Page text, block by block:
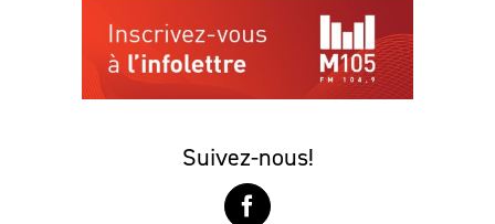
Suivez-nous!